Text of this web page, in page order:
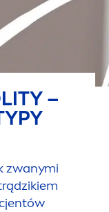
–
zwanymi